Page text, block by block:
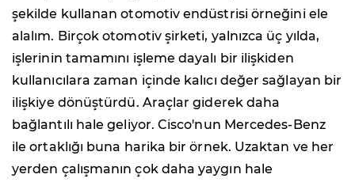
şekilde kullanan otomotiv endüstrisi örneğini ele
alalım. Birçok otomotiv şirketi, yalnızca üç yılda,
işlerinin tamamını işleme dayalı bir ilişkiden
kullanıcılara zaman içinde kalıcı değer sağlayan bir
ilişkiye dönüştürdü. Araçlar giderek daha
bağlantılı hale geliyor. Cisco'nun Mercedes-Benz
ile ortaklığı buna harika bir örnek. Uzaktan ve her
yerden çalışmanın çok daha yaygın hale